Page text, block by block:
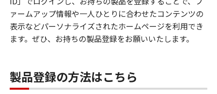
ァームアップ情報や一人ひとりに合わせたコンテンツの
表示などパーソナライズされたホームページを利用でき
ます。ぜひ、お持ちの製品登録をお願いいたします。
製品登録の方法はこちら